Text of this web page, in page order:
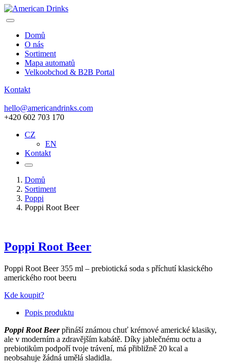
Domů
O nás
Sortiment
Mapa automatů
Velkoobchod & B2B Portal
Kontakt
hello@americandrinks.com
+420 602 703 170
CZ
EN
Kontakt
Domů
Sortiment
Poppi
Poppi Root Beer
Poppi Root Beer
Poppi Root Beer 355 ml – prebiotická soda s příchutí klasického
amerického root beeru
Kde koupit?
Popis produktu
Poppi Root Beerpřináší známou chuť krémové americké klasiky,
ale v moderním a zdravějším kabátě. Díky jablečnému octu a
prebiotikům podpoří tvoje trávení, má přibližně 20 kcal a
neobsahuje žádná umělá sladidla.